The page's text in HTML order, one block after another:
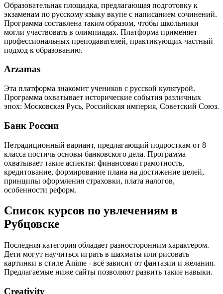
Образовательная площадка, предлагающая подготовку к
экзаменам по русскому языку вкупе с написанием сочинений.
Программа составлена таким образом, чтобы школьники
могли участвовать в олимпиадах. Платформа применяет
профессиональных преподавателей, практикующих частный
подход к образованию.
Arzamas
Эта платформа знакомит учеников с русской культурой.
Программа охватывает исторические события различных
эпох: Московская Русь, Российская империя, Советский Союз.
Банк России
Нетрадиционный вариант, предлагающий подросткам от 8
класса постичь основы банковского дела. Программа
охватывает такие аспекты: финансовая грамотность,
кредитование, формирование плана на достижение целей,
принципы оформления страховки, плата налогов,
особенности реформ.
Список курсов по увлечениям в
Рубцовске
Последняя категория обладает разносторонним характером.
Дети могут научиться играть в шахматы или рисовать
картинки в стиле Anime - всё зависит от фантазии и желания.
Предлагаемые ниже сайты позволяют развить такие навыки.
Creativity